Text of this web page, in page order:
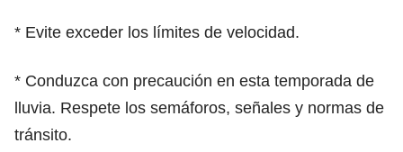
* Evite exceder los límites de velocidad.
* Conduzca con precaución en esta temporada de
lluvia. Respete los semáforos, señales y normas de
tránsito.